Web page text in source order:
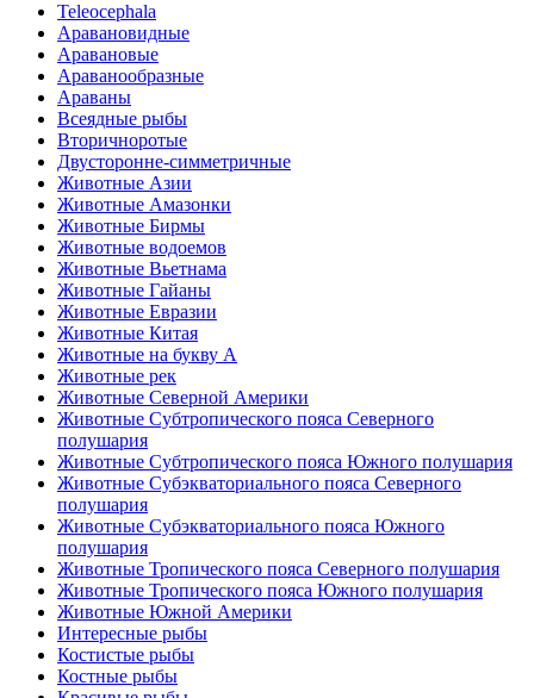
Teleocephala
Аравановидные
Аравановые
Араванообразные
Араваны
Всеядные рыбы
Вторичноротые
Двусторонне-симметричные
Животные Азии
Животные Амазонки
Животные Бирмы
Животные водоемов
Животные Вьетнама
Животные Гайаны
Животные Евразии
Животные Китая
Животные на букву А
Животные рек
Животные Северной Америки
Животные Субтропического пояса Северного
полушария
Животные Субтропического пояса Южного полушария
Животные Субэкваториального пояса Северного
полушария
Животные Субэкваториального пояса Южного
полушария
Животные Тропического пояса Северного полушария
Животные Тропического пояса Южного полушария
Животные Южной Америки
Интересные рыбы
Костистые рыбы
Костные рыбы